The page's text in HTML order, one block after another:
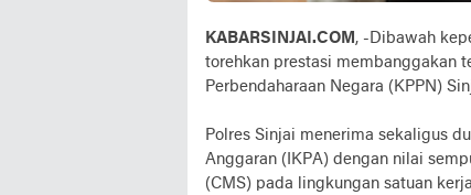
KABARSINJAI.COM, -Dibawah
torehkan prestasi membanggakan
Perbendaharaan Negara (KPPN)
Polres Sinjai menerima sekaligus
Anggaran (IKPA) dengan nilai
(CMS) pada lingkungan satuan